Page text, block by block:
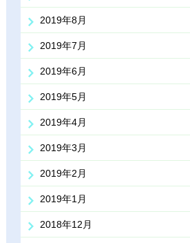
2019年8月
2019年7月
2019年6月
2019年5月
2019年4月
2019年3月
2019年2月
2019年1月
2018年12月